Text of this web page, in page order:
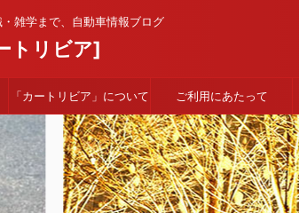
雑学まで、自動車情報ブログ
トリビア]
「カートリビア」について ご利用にあたって